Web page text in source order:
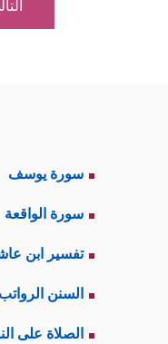
سورة يوسف
سورة الواقعة
تفسير ابن
السنن الرواتب
الصلاة على